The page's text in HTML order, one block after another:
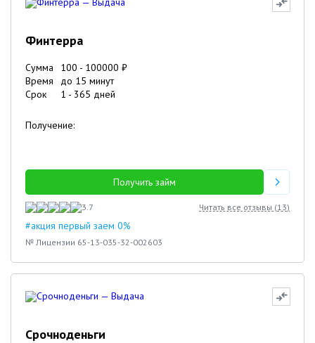
Финтерра
Сумма 100 - 100000 ₽
Время
до 15 минут
Срок
1 - 365 дней
Получение:
Получить займ
3.7 Читать все отзывы (13)
#акция первый заем 0%
№ Лицензии 65-13-035-32-002603
Срочноденьги